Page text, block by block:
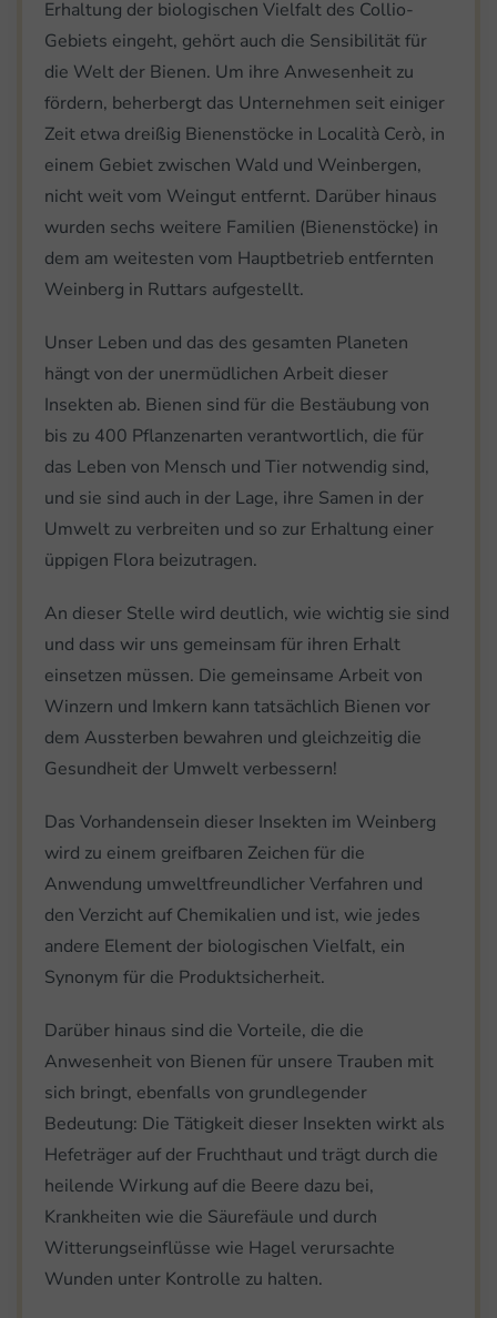
Erhaltung der biologischen Vielfalt des Collio-
Gebiets eingeht, gehört auch die Sensibilität für
die Welt der Bienen. Um ihre Anwesenheit zu
fördern, beherbergt das Unternehmen seit einiger
Zeit etwa dreißig Bienenstöcke in Località Cerò, in
einem Gebiet zwischen Wald und Weinbergen,
nicht weit vom Weingut entfernt. Darüber hinaus
wurden sechs weitere Familien (Bienenstöcke) in
dem am weitesten vom Hauptbetrieb entfernten
Weinberg in Ruttars aufgestellt.
Unser Leben und das des gesamten Planeten
hängt von der unermüdlichen Arbeit dieser
Insekten ab. Bienen sind für die Bestäubung von
bis zu 400 Pflanzenarten verantwortlich, die für
das Leben von Mensch und Tier notwendig sind,
und sie sind auch in der Lage, ihre Samen in der
Umwelt zu verbreiten und so zur Erhaltung einer
üppigen Flora beizutragen.
An dieser Stelle wird deutlich, wie wichtig sie sind
und dass wir uns gemeinsam für ihren Erhalt
einsetzen müssen. Die gemeinsame Arbeit von
Winzern und Imkern kann tatsächlich Bienen vor
dem Aussterben bewahren und gleichzeitig die
Gesundheit der Umwelt verbessern!
Das Vorhandensein dieser Insekten im Weinberg
wird zu einem greifbaren Zeichen für die
Anwendung umweltfreundlicher Verfahren und
den Verzicht auf Chemikalien und ist, wie jedes
andere Element der biologischen Vielfalt, ein
Synonym für die Produktsicherheit.
Darüber hinaus sind die Vorteile, die die
Anwesenheit von Bienen für unsere Trauben mit
sich bringt, ebenfalls von grundlegender
Bedeutung: Die Tätigkeit dieser Insekten wirkt als
Hefeträger auf der Fruchthaut und trägt durch die
heilende Wirkung auf die Beere dazu bei,
Krankheiten wie die Säurefäule und durch
Witterungseinflüsse wie Hagel verursachte
Wunden unter Kontrolle zu halten.